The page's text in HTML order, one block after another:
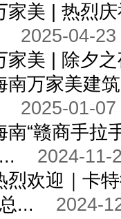
家美 | 热烈
2025-04-
家美 | 除夕
南万家美建
2025-01-
南“赣商手拉
2024-11-
烈欢迎｜卡
...
2024-